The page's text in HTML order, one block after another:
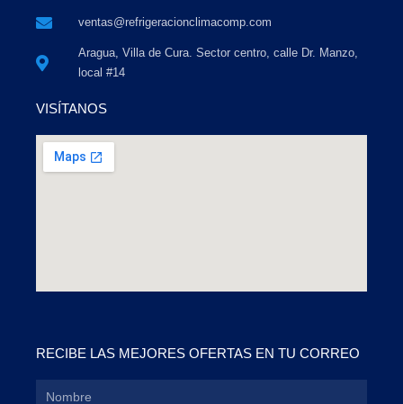
ventas@refrigeracionclimacomp.com
Aragua, Villa de Cura. Sector centro, calle Dr. Manzo,
local #14
VISÍTANOS
RECIBE LAS MEJORES OFERTAS EN TU CORREO